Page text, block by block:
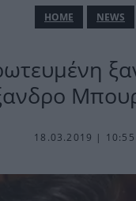
ΗΟΜΕ NEWS
18.03.2019 | 10:55